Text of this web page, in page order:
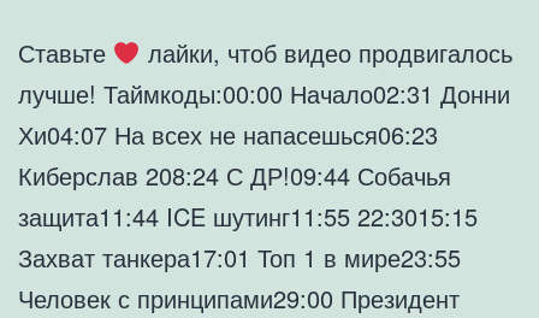
Ставьте
лайки, чтоб видео продвигалось
лучше! Таймкоды:00:00 Начало02:31 Донни
Хи04:07 На всех не напасешься06:23
Киберслав 208:24 С ДР!09:44 Собачья
защита11:44 ICE шутинг11:55 22:3015:15
Захват танкера17:01 Топ 1 в мире23:55
Человек с принципами29:00 Президент